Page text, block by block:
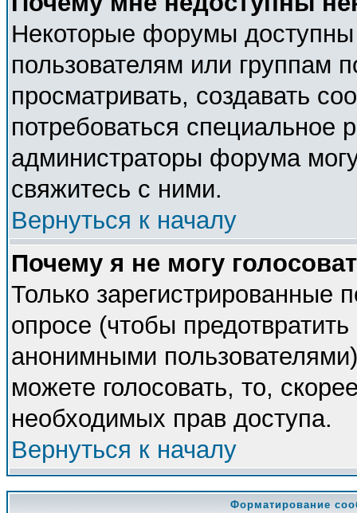
Некоторые форумы
пользователям или группам
просматривать, создавать
потребоваться
администраторы форума
свяжитесь с ними.
Вернуться к началу
Почему я не могу
Только зарегистрированные
опросе (чтобы предотвратить
анонимными
можете голосовать, то,
необходимых прав доступа.
Вернуться к началу
Форматирование